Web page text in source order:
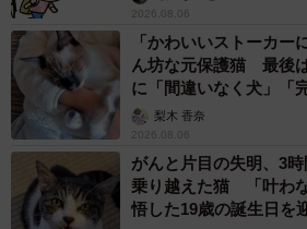
2026.08.06
「かわいいストーカー
ん坊な元保護猫 最後
に「間違いなく犬」「
梨木 香奈
2026.08.06
がんと片目の失明、3
乗り越えた猫 「叶わ
悟した19歳の誕生日を